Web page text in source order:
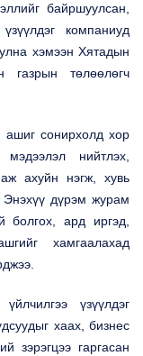
байршуулсан,
компаниуд
хэмээн Хятадын
газрын төлөөлөгч
ашиг сонирхолд хор
нийтлэх,
ахуйн нэгж, хувь
Энэхүү дүрэм журам
болгох, ард иргэд,
хамгаалахад
үзүүлдэг
хаах, бизнес
зэрэгцээ гаргасан